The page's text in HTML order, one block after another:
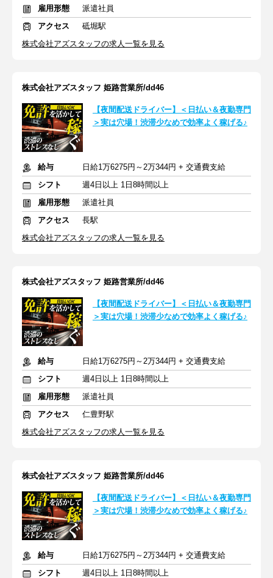
雇用形態
派遣社員
アクセス
砥堀駅
株式会社アズスタッフの求人一覧を見る
株式会社アズスタッフ 姫路営業所/dd46
【夜間配送ドライバー】＜日払い＆夜勤専門
＞実は穴場！渋滞少なめで効率よく稼げる♪
給与
日給1万6275円～2万344円 + 交通費支給
シフト
週4日以上 1日8時間以上
雇用形態
派遣社員
アクセス
長駅
株式会社アズスタッフの求人一覧を見る
株式会社アズスタッフ 姫路営業所/dd46
【夜間配送ドライバー】＜日払い＆夜勤専門
＞実は穴場！渋滞少なめで効率よく稼げる♪
給与
日給1万6275円～2万344円 + 交通費支給
シフト
週4日以上 1日8時間以上
雇用形態
派遣社員
アクセス
仁豊野駅
株式会社アズスタッフの求人一覧を見る
株式会社アズスタッフ 姫路営業所/dd46
【夜間配送ドライバー】＜日払い＆夜勤専門
＞実は穴場！渋滞少なめで効率よく稼げる♪
給与
日給1万6275円～2万344円 + 交通費支給
シフト
週4日以上 1日8時間以上